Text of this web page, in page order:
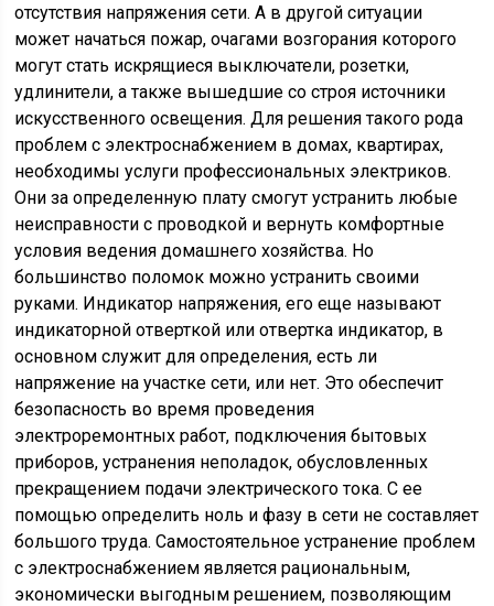
отсутствия напряжения сети. А в другой ситуации
может начаться пожар, очагами возгорания которого
могут стать искрящиеся выключатели, розетки,
удлинители, а также вышедшие со строя источники
искусственного освещения. Для решения такого рода
проблем с электроснабжением в домах, квартирах,
необходимы услуги профессиональных электриков.
Они за определенную плату смогут устранить любые
неисправности с проводкой и вернуть комфортные
условия ведения домашнего хозяйства. Но
большинство поломок можно устранить своими
руками. Индикатор напряжения, его еще называют
индикаторной отверткой или отвертка индикатор, в
основном служит для определения, есть ли
напряжение на участке сети, или нет. Это обеспечит
безопасность во время проведения
электроремонтных работ, подключения бытовых
приборов, устранения неполадок, обусловленных
прекращением подачи электрического тока. С ее
помощью определить ноль и фазу в сети не составляет
большого труда. Самостоятельное устранение проблем
с электроснабжением является рациональным,
экономически выгодным решением, позволяющим